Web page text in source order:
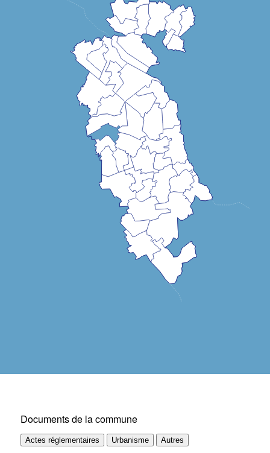
Documents de la commune
Actes réglementaires Urbanisme Autres